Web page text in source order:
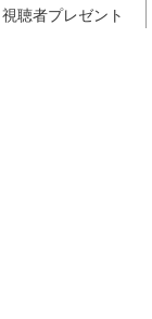
視聴者プレゼント